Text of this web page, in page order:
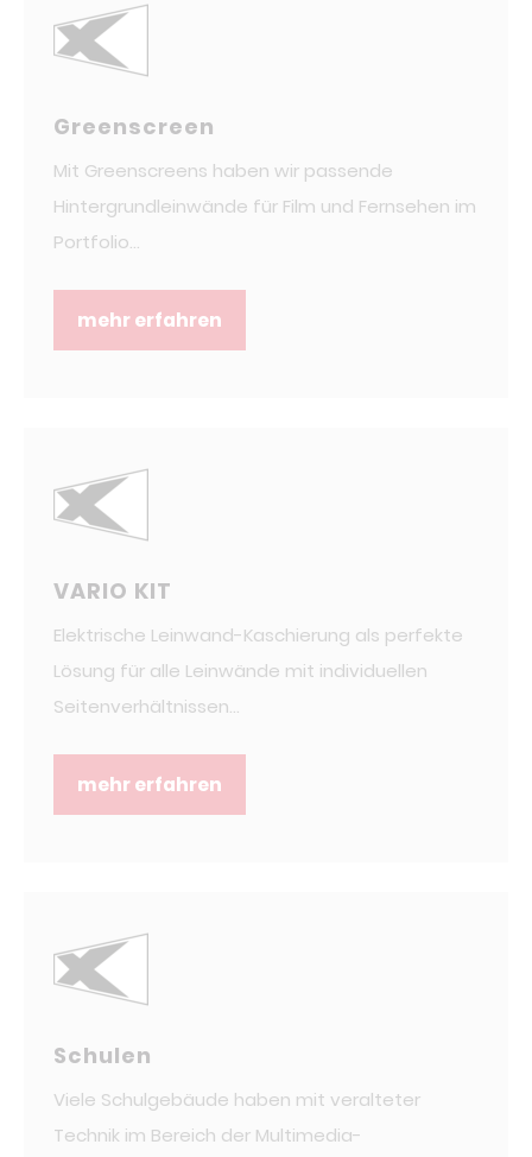
Greenscreen
Mit Greenscreens haben wir passende
Hintergrundleinwände für Film und Fernsehen im
Portfolio...
mehr erfahren
VARIO KIT
Elektrische Leinwand-Kaschierung als perfekte
Lösung für alle Leinwände mit individuellen
Seitenverhältnissen...
mehr erfahren
Schulen
Viele Schulgebäude haben mit veralteter
Technik im Bereich der Multimedia-